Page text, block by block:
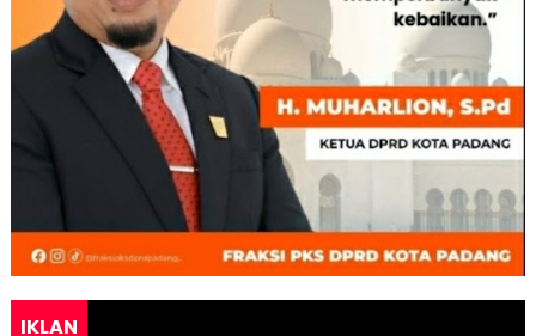
IKLAN